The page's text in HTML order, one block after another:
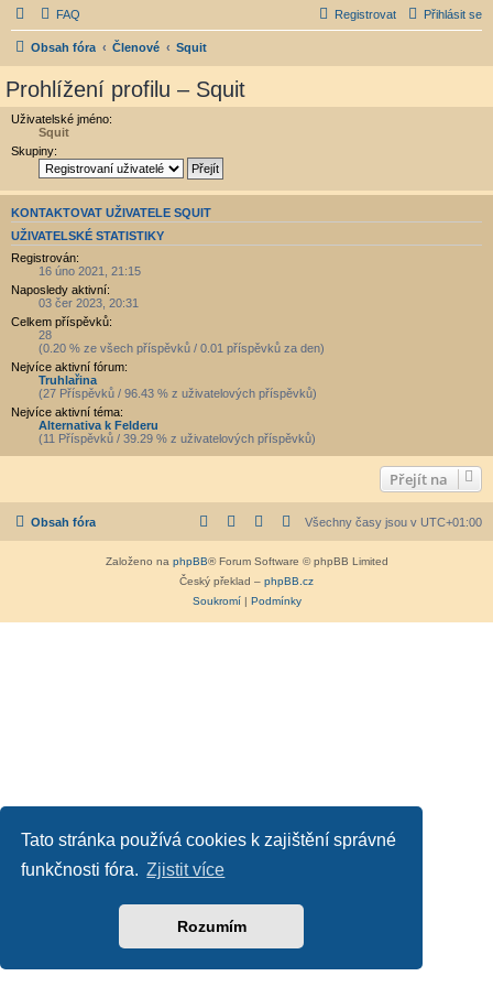
Tato stránka používá cookies k zajištění správné
funkčnosti fóra. Zjistit více
Rozumím
FAQ Přihlásit se
Registrovat
Obsah fóra Členové Squit
Prohlížení profilu – Squit
Uživatelské jméno:
Squit
Skupiny:
KONTAKTOVAT UŽIVATELE SQUIT
UŽIVATELSKÉ STATISTIKY
Registrován:
16 úno 2021, 21:15
Naposledy aktivní:
03 čer 2023, 20:31
Celkem příspěvků:
28
(0.20 % ze všech příspěvků / 0.01 příspěvků za den)
Nejvíce aktivní fórum:
Truhlařina
(27 Příspěvků / 96.43 % z uživatelových příspěvků)
Nejvíce aktivní téma:
Alternativa k Felderu
(11 Příspěvků / 39.29 % z uživatelových příspěvků)
Přejít na
Obsah fóra Všechny časy jsou v UTC+01:00
Založeno na phpBB® Forum Software © phpBB Limited
Český překlad – phpBB.cz
Soukromí| Podmínky